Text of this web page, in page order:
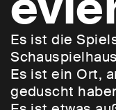
Es ist die
Es ist ein Ort,
geduscht